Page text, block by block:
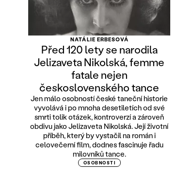
NATÁLIE ERBESOVÁ
Před 120 lety se narodila
Jelizaveta Nikolská, femme
fatale nejen
československého tance
Jen málo osobností české taneční historie
vyvolává i po mnoha desetiletích od své
smrti tolik otázek, kontroverzí a zároveň
obdivu jako Jelizaveta Nikolská. Její životní
příběh, který by vystačil na román i
celovečerní film, dodnes fascinuje řadu
milovníků tance.
OSOBNOSTI